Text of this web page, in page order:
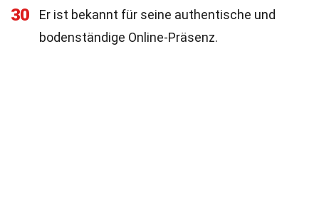
30
Er ist bekannt für seine authentische und
bodenständige Online-Präsenz.